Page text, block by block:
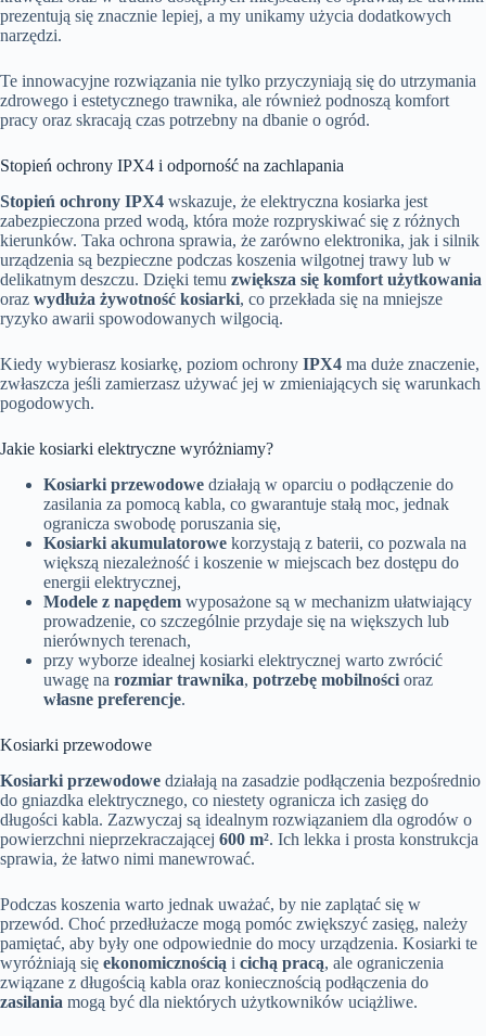
prezentują się znacznie lepiej, a my unikamy użycia dodatkowych
narzędzi.
Te innowacyjne rozwiązania nie tylko przyczyniają się do utrzymania
zdrowego i estetycznego trawnika, ale również podnoszą komfort
pracy oraz skracają czas potrzebny na dbanie o ogród.
Stopień ochrony IPX4 i odporność na zachlapania
Stopień ochrony IPX4 wskazuje, że elektryczna kosiarka jest
zabezpieczona przed wodą, która może rozpryskiwać się z różnych
kierunków. Taka ochrona sprawia, że zarówno elektronika, jak i silnik
urządzenia są bezpieczne podczas koszenia wilgotnej trawy lub w
delikatnym deszczu. Dzięki temu zwiększa się komfort użytkowania
oraz wydłuża żywotność kosiarki, co przekłada się na mniejsze
ryzyko awarii spowodowanych wilgocią.
Kiedy wybierasz kosiarkę, poziom ochrony IPX4 ma duże znaczenie,
zwłaszcza jeśli zamierzasz używać jej w zmieniających się warunkach
pogodowych.
Jakie kosiarki elektryczne wyróżniamy?
Kosiarki przewodowe działają w oparciu o podłączenie do
zasilania za pomocą kabla, co gwarantuje stałą moc, jednak
ogranicza swobodę poruszania się,
Kosiarki akumulatorowe korzystają z baterii, co pozwala na
większą niezależność i koszenie w miejscach bez dostępu do
energii elektrycznej,
Modele z napędem wyposażone są w mechanizm ułatwiający
prowadzenie, co szczególnie przydaje się na większych lub
nierównych terenach,
przy wyborze idealnej kosiarki elektrycznej warto zwrócić
uwagę na rozmiar trawnika, potrzebę mobilności oraz
własne preferencje.
Kosiarki przewodowe
Kosiarki przewodowe działają na zasadzie podłączenia bezpośrednio
do gniazdka elektrycznego, co niestety ogranicza ich zasięg do
długości kabla. Zazwyczaj są idealnym rozwiązaniem dla ogrodów o
powierzchni nieprzekraczającej 600 m². Ich lekka i prosta konstrukcja
sprawia, że łatwo nimi manewrować.
Podczas koszenia warto jednak uważać, by nie zaplątać się w
przewód. Choć przedłużacze mogą pomóc zwiększyć zasięg, należy
pamiętać, aby były one odpowiednie do mocy urządzenia. Kosiarki te
wyróżniają się ekonomicznością i cichą pracą, ale ograniczenia
związane z długością kabla oraz koniecznością podłączenia do
zasilania mogą być dla niektórych użytkowników uciążliwe.